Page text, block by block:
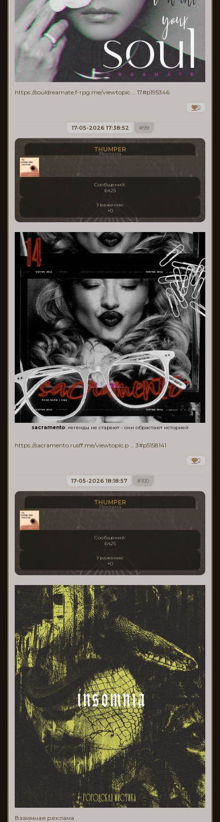
https://souldreamate.f-rpg.me/viewtopic … 17#p195346
0
99
17-05-2026 17:38:52
THUMPER
Реклама
Сообщений:
6425
Уважение:
+0
sacramento: легенды не стареют - они обрастают историей
https://sacramento.rusff.me/viewtopic.p … 3#p5158141
0
100
17-05-2026 18:18:57
THUMPER
Реклама
Сообщений:
6425
Уважение:
+0
Взаимная реклама